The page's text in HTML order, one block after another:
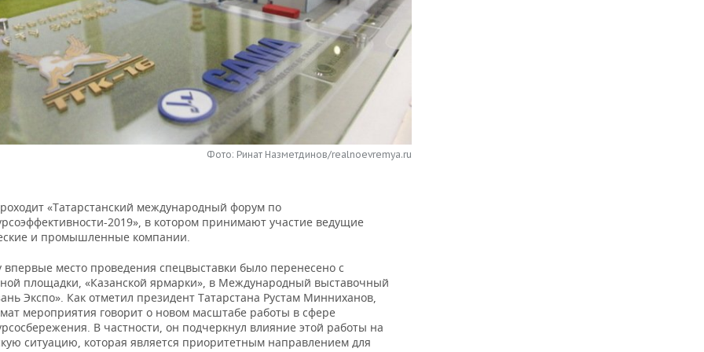
Фото: Ринат Назметдинов/realnoevremya.ru
«Татарстанский международный форум по
2019», в котором принимают участие ведущие
и промышленные компании.
впервые место проведения спецвыставки было перенесено с
площадки, «Казанской ярмарки», в Международный выставочный
Экспо». Как отметил президент Татарстана Рустам Минниханов,
мероприятия говорит о новом масштабе работы в сфере
В частности, он подчеркнул влияние этой работы на
ситуацию, которая является приоритетным направлением для